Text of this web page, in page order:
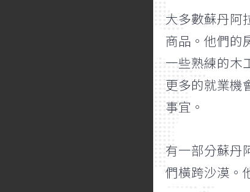
大多數蘇丹阿
商品。他們的
一些熟練的木
更多的就業機
事宜。
有一部分蘇丹
們橫跨沙漠。